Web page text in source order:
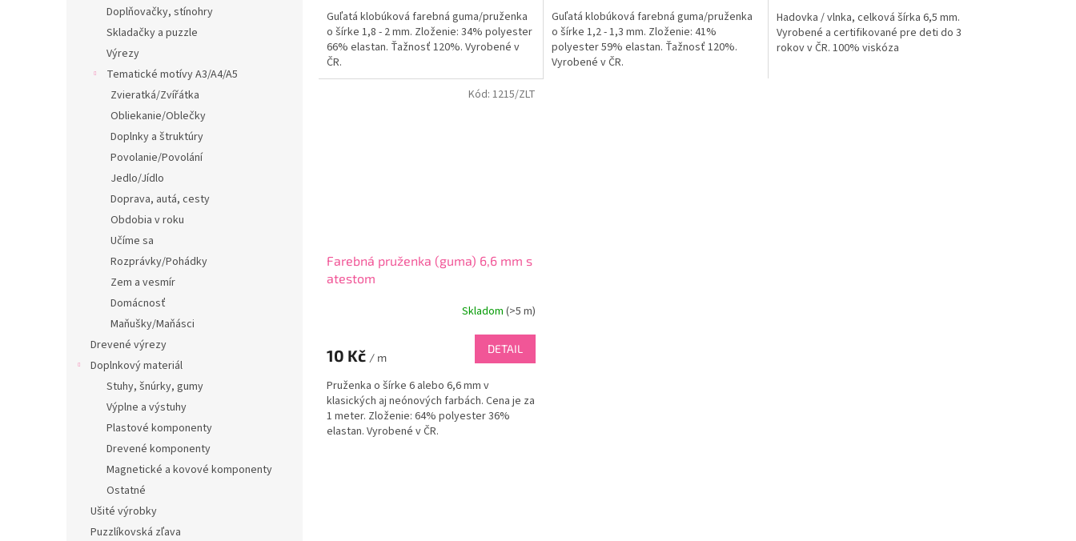
Doplňovačky, stínohry
Skladačky a puzzle
Výrezy
Tematické motívy A3/A4/A5
Zvieratká/Zvířátka
Obliekanie/Oblečky
Doplnky a štruktúry
Povolanie/Povolání
Jedlo/Jídlo
Doprava, autá, cesty
Obdobia v roku
Učíme sa
Rozprávky/Pohádky
Zem a vesmír
Domácnosť
Maňušky/Maňásci
Drevené výrezy
Doplnkový materiál
Stuhy, šnúrky, gumy
Výplne a výstuhy
Plastové komponenty
Drevené komponenty
Magnetické a kovové komponenty
Ostatné
Ušité výrobky
Puzzlíkovská zľava
Guľatá klobúková farebná guma/pruženka
o šírke 1,8 - 2 mm. Zloženie: 34% polyester
66% elastan. Ťažnosť 120%. Vyrobené v
ČR.
Guľatá klobúková farebná guma/pruženka
o šírke 1,2 - 1,3 mm. Zloženie: 41%
polyester 59% elastan. Ťažnosť 120%.
Vyrobené v ČR.
Hadovka / vlnka, celková šírka 6,5 mm.
Vyrobené a certifikované pre deti do 3
rokov v ČR. 100% viskóza
Farebná pruženka (guma) 6,6 mm s
atestom
Skladom (>5 m)
10 Kč / m
DETAIL
Pruženka o šírke 6 alebo 6,6 mm v
klasických aj neónových farbách. Cena je za
1 meter. Zloženie: 64% polyester 36%
elastan. Vyrobené v ČR.
Kód: 1215/ZLT